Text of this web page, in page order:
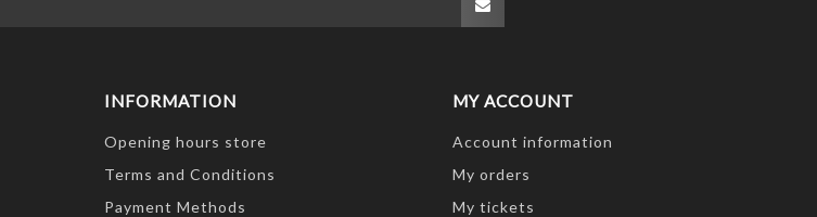
INFORMATION
Opening hours store
Terms and Conditions
Payment Methods
MY ACCOUNT
Account information
My orders
My tickets